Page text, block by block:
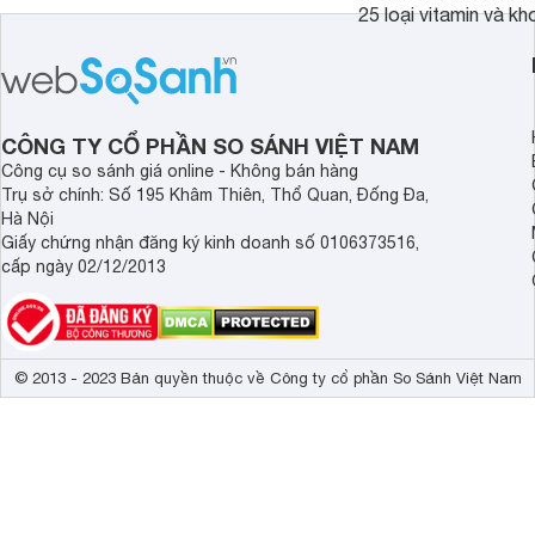
trẻ. Dưới đây là 7 loại sữa nước phát
1 tuổi tốt mà mẹ bỉm nên lựa chọn.
25 loại vitamin và
CÔNG TY CỔ PHẦN SO SÁNH VIỆT NAM
Công cụ so sánh giá online - Không bán hàng
Trụ sở chính: Số 195 Khâm Thiên, Thổ Quan, Đống Đa,
Hà Nội
Giấy chứng nhận đăng ký kinh doanh số 0106373516,
cấp ngày 02/12/2013
© 2013 - 2023 Bản quyền thuộc về Công ty cổ phần So Sánh Việt Nam